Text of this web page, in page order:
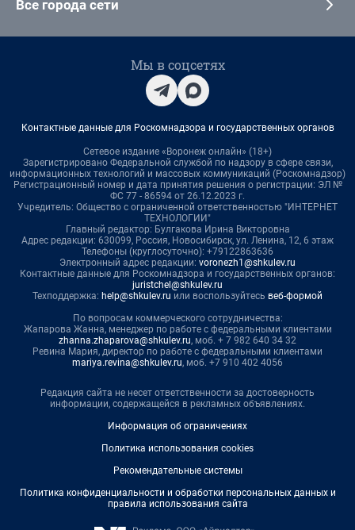
Все города сети
Мы в соцсетях
Контактные данные для Роскомнадзора и государственных органов
Сетевое издание «Воронеж онлайн» (18+)
Зарегистрировано Федеральной службой по надзору в сфере связи,
информационных технологий и массовых коммуникаций (Роскомнадзор)
Регистрационный номер и дата принятия решения о регистрации: ЭЛ №
ФС 77 - 86594 от 26.12.2023 г.
Учредитель: Общество с ограниченной ответственностью "ИНТЕРНЕТ
ТЕХНОЛОГИИ"
Главный редактор: Булгакова Ирина Викторовна
Адрес редакции: 630099, Россия, Новосибирск, ул. Ленина, 12, 6 этаж
Телефоны (круглосуточно): +79122863636
Электронный адрес редакции: voronezh1@shkulev.ru
Контактные данные для Роскомнадзора и государственных органов:
juristchel@shkulev.ru
Техподдержка: help@shkulev.ru или воспользуйтесь веб-формой
По вопросам коммерческого сотрудничества:
Жапарова Жанна, менеджер по работе с федеральными клиентами
zhanna.zhaparova@shkulev.ru, моб. + 7 982 640 34 32
Ревина Мария, директор по работе с федеральными клиентами
mariya.revina@shkulev.ru, моб. +7 910 402 4056
Редакция сайта не несет ответственности за достоверность
информации, содержащейся в рекламных объявлениях.
Информация об ограничениях
Политика использования cookies
Рекомендательные системы
Политика конфиденциальности и обработки персональных данных и
правила использования сайта